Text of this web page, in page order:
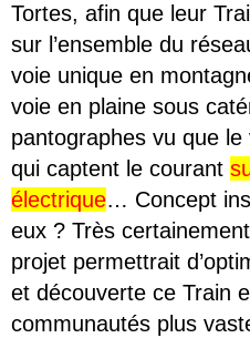
Tortes, afin que leur
sur l’ensemble du
voie unique en
voie en plaine sous
pantographes vu que
qui captent le courant
électrique… Concept
eux ? Très
projet permettrait
et découverte ce Train
communautés plus